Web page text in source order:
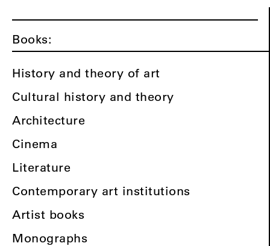
Books:
History and theory of art
Cultural history and theory
Architecture
Cinema
Literature
Contemporary art institutions
Artist books
Monographs